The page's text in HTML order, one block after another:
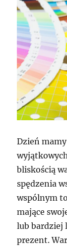
Dzień
bliskością
spędzenia
wspólnym
mające
lub bardziej
prezent.